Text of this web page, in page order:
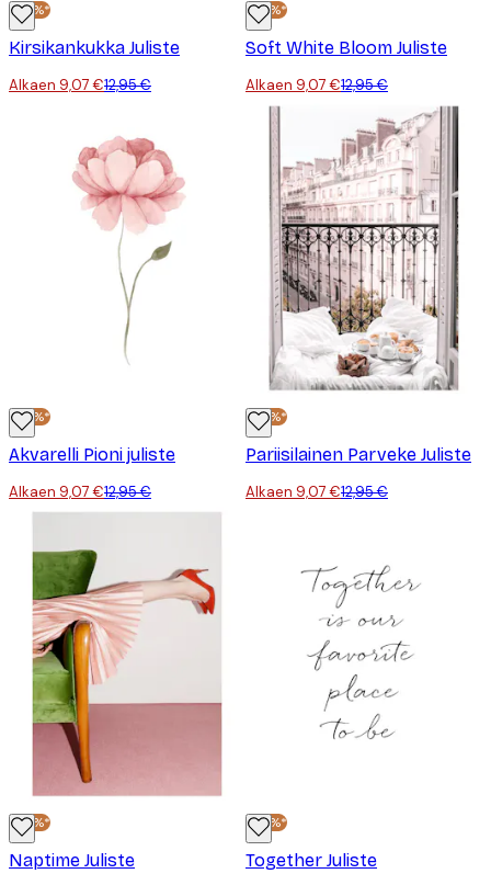
-30%*
Kirsikankukka Juliste
Alkaen 9,07 €12,95 €
-30%*
Soft White Bloom Juliste
Alkaen 9,07 €12,95 €
-30%*
Akvarelli Pioni juliste
Alkaen 9,07 €12,95 €
-30%*
Pariisilainen Parveke Juliste
Alkaen 9,07 €12,95 €
-30%*
Naptime Juliste
-30%*
Together Juliste